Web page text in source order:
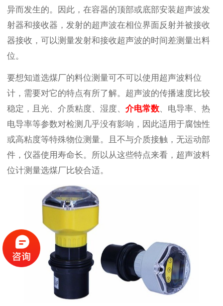
异而发生的。因此，在容器的顶部或底部安装超声波发
射器和接收器，发射的超声波在相位界面反射并被接收
器接收，可以测量发射和接收超声波的时间差测量出料
位。
要想知道选煤厂的料位测量可不可以使用超声波料位
计，需要对它的特点有所了解。超声波的传播速度比较
稳定，且光、介质粘度、湿度、 介电常数、电导率、热
电导率等参数对检测几乎没有影响，因此适用于腐蚀性
或高粘度等特殊物位测量。且不与介质接触，无运动部
件，仪器使用寿命长。所以从这些特点来看，超声波料
位计测量选煤厂比较合适。